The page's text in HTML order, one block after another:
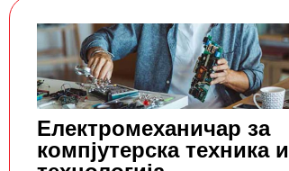
Електромеханичар за
компјутерска техника и